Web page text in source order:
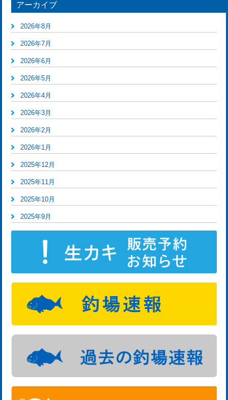
アーカイブ
2026年8月
2026年7月
2026年6月
2026年5月
2026年4月
2026年3月
2026年2月
2026年1月
2025年12月
2025年11月
2025年10月
2025年9月